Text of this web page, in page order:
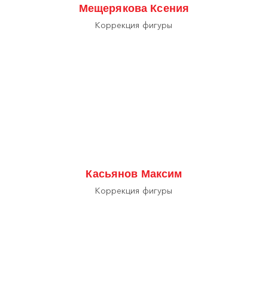
Мещерякова Ксения
Коррекция фигуры
Касьянов Максим
Коррекция фигуры